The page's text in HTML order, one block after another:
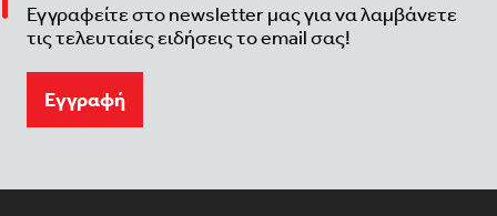
Εγγραφείτε στο newsletter μας για να λαμβάνετε
τις τελευταίες ειδήσεις το email σας!
Eγγραφή